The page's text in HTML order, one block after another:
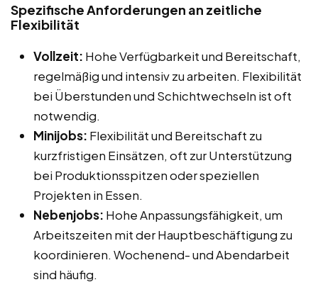
Spezifische Anforderungen an zeitliche
Flexibilität
Vollzeit: Hohe Verfügbarkeit und Bereitschaft,
regelmäßig und intensiv zu arbeiten. Flexibilität
bei Überstunden und Schichtwechseln ist oft
notwendig.
Minijobs: Flexibilität und Bereitschaft zu
kurzfristigen Einsätzen, oft zur Unterstützung
bei Produktionsspitzen oder speziellen
Projekten in Essen.
Nebenjobs: Hohe Anpassungsfähigkeit, um
Arbeitszeiten mit der Hauptbeschäftigung zu
koordinieren. Wochenend- und Abendarbeit
sind häufig.